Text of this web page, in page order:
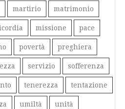
martirio matrimonio
missione pace
povertà preghiera
servizio sofferenza
tenerezza tentazione
umiltà unità